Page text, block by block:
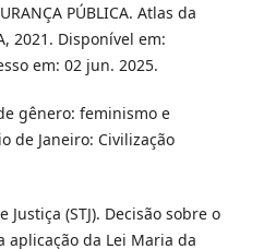
PÚBLICA. Atlas da
2021. Disponível em:
em: 02 jun. 2025.
gênero: feminismo e
de Janeiro: Civilização
(STJ). Decisão sobre o
da Lei Maria da